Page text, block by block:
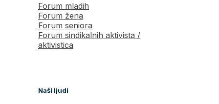
Forum mladih
Forum žena
Forum seniora
Forum sindikalnih aktivista /
aktivistica
Naši ljudi